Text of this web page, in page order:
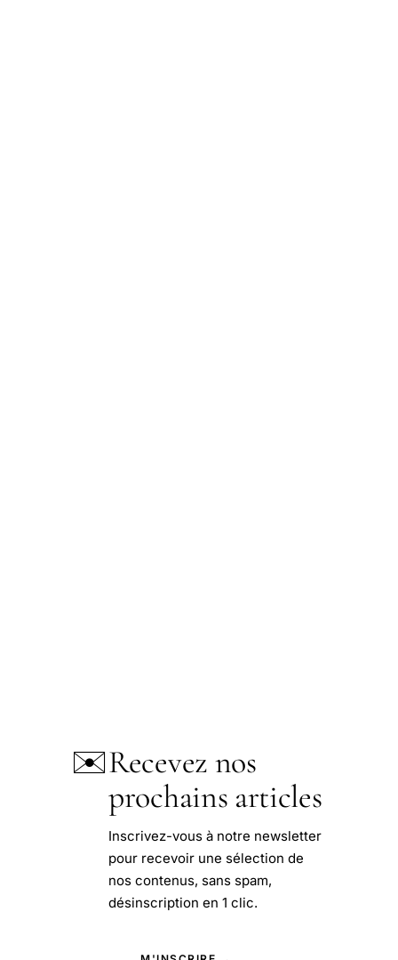
✉️Recevez nos
prochains articles
Inscrivez-vous à notre newsletter
pour recevoir une sélection de
nos contenus, sans spam,
désinscription en 1 clic.